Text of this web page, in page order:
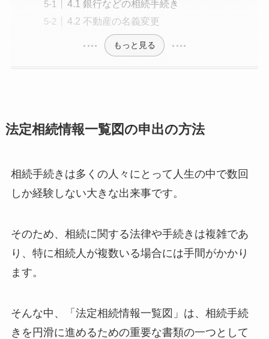
4.1 銀行などの相続手続き
4.2 不動産の名義変更
もっと見る
法定相続情報一覧図の申出の方法
相続手続きは多くの人々にとって人生の中で数回
しか経験しない大きな出来事です。
そのため、相続に関する法律や手続きは複雑であ
り、特に相続人が複数いる場合には手間がかかり
ます。
そんな中、「法定相続情報一覧図」は、相続手続
きを円滑に進めるための重要な書類の一つとして